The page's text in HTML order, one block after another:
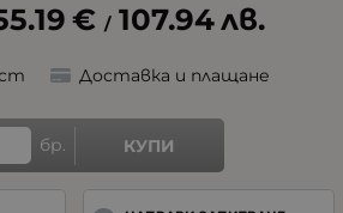
€ / 107.94лв.
Доставка и плащане
бр. КУПИ